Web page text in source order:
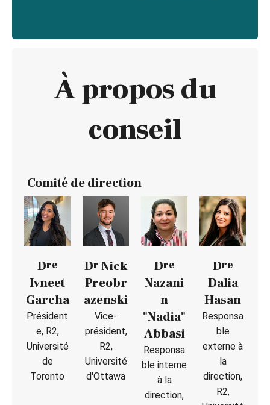
À propos du
conseil
Comité de direction
Dre
Ivneet
Garcha
Président
e, R2,
Université
de
Toronto
Dr Nick
Preobr
azenski
Vice-
président,
R2,
Université
d'Ottawa
Dre
Nazani
n
"Nadia"
Abbasi
Responsa
ble interne
à la
direction,
Dre
Dalia
Hasan
Responsa
ble
externe à
la
direction,
R2,